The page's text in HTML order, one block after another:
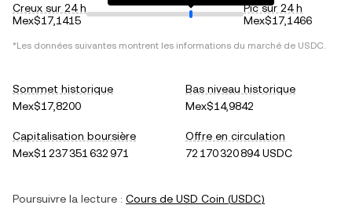
Creux sur 24 h
Mex$17,1415
Pic sur 24 h
Mex$17,1466
*Les données suivantes montrent les informations du marché de USDC.
Sommet historique
Mex$17,8200
Bas niveau historique
Mex$14,9842
Capitalisation boursière
Mex$1 237 351 632 971
Offre en circulation
72 170 320 894 USDC
Poursuivre la lecture : Cours de USD Coin (USDC)